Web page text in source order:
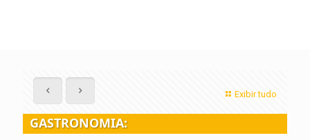
Exibir tudo
GASTRONOMIA: